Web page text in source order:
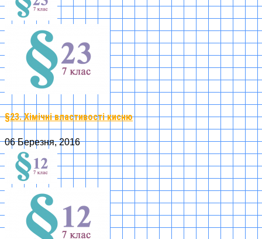
§23. Хімічні властивості кисню
06 Березня, 2016